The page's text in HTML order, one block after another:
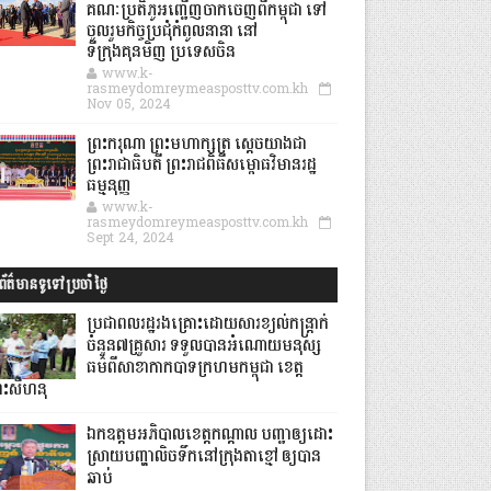
គណៈប្រតិភូអញ្ជើញចាកចេញពីកម្ពុជា ទៅ
ចូលរួមកិច្ចប្រជុំកំពូលនានា នៅ
ទីក្រុងគុនមិញ ប្រទេសចិន
www.k-
rasmeydomreymeasposttv.com.kh
Nov 05, 2024
ព្រះករុណា ព្រះមហាក្សត្រ ស្តេចយាងជា
ព្រះរាជាធិបតី ព្រះរាជពិធីសម្ពោធវិមានរដ្ឋ
ធម្មនុញ្ញ
www.k-
rasmeydomreymeasposttv.com.kh
Sept 24, 2024
ត៌មានទូទៅប្រចាំថ្ងៃ
ប្រជាពលរដ្ឋរងគ្រោះដោយសារខ្យល់កន្ត្រាក់
ចំនួន៧គ្រួសារ ទទួលបានអំណោយមនុស្ស
ធម៌ពីសាខាកាកបាទក្រហមកម្ពុជា ខេត្ត
ះសីហនុ
ឯកឧត្តមអភិបាលខេត្តកណ្ដាល បញ្ជាឲ្យដោះ
ស្រាយបញ្ហាលិចទឹកនៅក្រុងតាខ្មៅ ឲ្យបាន
ឆាប់